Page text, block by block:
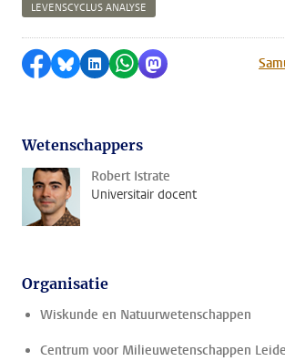
LEVENSCYCLUS ANALYSE
Delen op Facebook
Delen via Bluesky
Delen op LinkedIn
Delen via WhatsApp
Delen via
Wetenschappers
Robert Istrate
Universitair docent
Organisatie
Wiskunde en Natuurwetenschappen
Centrum voor Milieuwetenschappen